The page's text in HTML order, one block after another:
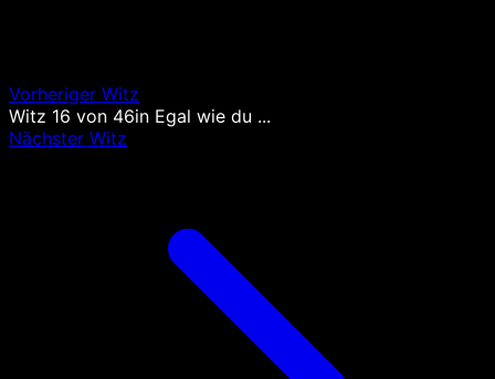
Vorheriger Witz
Witz 16 von 46in Egal wie du ...
Nächster Witz